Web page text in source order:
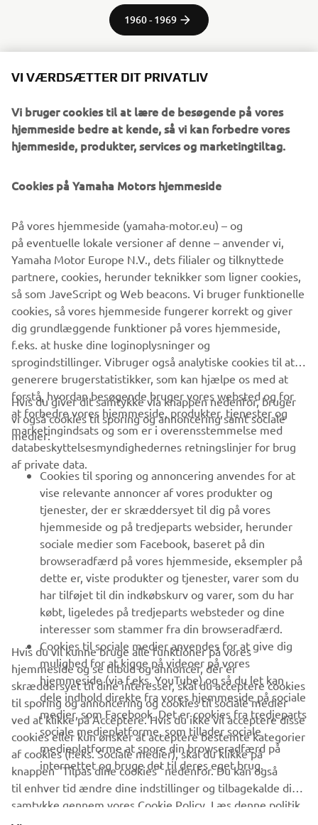
1960 - 1969
Spirit of Challenge – 60 års racingsucces for Yamaha
Motor Co., Ltd.
©Yamaha Motor Europe N.V. / Yamaha Motor Co., Ltd.
aldrig anvendes til erhvervsmæssige eller ikke-
erhvervsmæssige formål uden direkte, skriftligt samtykke
fra Yamaha Motor Europe N.V. og/eller Yamaha Motor Co.,
Ltd.
Kør altid på en sikker måde, og følg alle lokale
færdselsregler.
VIRKSOMHED
B2B
MERE YAMAHA
SUPPORT
NYHEDSBREV
Vær den første til at få besked om de seneste tilbud, særlige
arrangementer, nye udgivelser og meget mere.
TILMELD DIG
Læs vores privatlivspolitik for at lære, hvordan vi behandler dine
personlige data:Privatlivspolitik
Denmark (Danish)
VI VÆRDSÆTTER DIT PRIVATLIV
Vi bruger cookies til at lære de besøgende på vores
hjemmeside bedre at kende, så vi kan forbedre vores
hjemmeside, produkter, services og marketingtiltag.
Cookies på Yamaha Motors hjemmeside
På vores hjemmeside (yamaha-motor.eu) – og
på eventuelle lokale versioner af denne – anvender vi,
Yamaha Motor Europe N.V., dets filialer og tilknyttede
partnere, cookies, herunder teknikker som ligner cookies,
så som JaveScript og Web beacons. Vi bruger funktionelle
cookies, så vores hjemmeside fungerer korrekt og giver
dig grundlæggende funktioner på vores hjemmeside,
f.eks. at huske dine loginoplysninger og
sprogindstillinger. Vibruger også analytiske cookies til at
generere brugerstatistikker, som kan hjælpe os med at
forstå, hvordan besøgende bruger vores websted og for
at forbedre vores hjemmeside, produkter, tjenester og
marketingindsats og som er i overensstemmelse med
databeskyttelsesmyndighedernes retningslinjer for brug
af private data.
Hvis du giver dit samtykke via knappen nedenfor, bruger
vi også cookies til sporing og annoncering samt sociale
medier:
Cookies til sporing og annoncering anvendes for at
vise relevante annoncer af vores produkter og
tjenester, der er skræddersyet til dig på vores
hjemmeside og på tredjeparts websider, herunder
sociale medier som Facebook, baseret på din
browseradfærd på vores hjemmeside, eksempler på
dette er, viste produkter og tjenester, varer som du
har tilføjet til din indkøbskurv og varer, som du har
købt, ligeledes på tredjeparts websteder og dine
interesser som stammer fra din browseradfærd.
Cookies til sociale medier anvendes for at give dig
mulighed for at kigge på videoer på vores
hjemmeside (via f.eks. YouTube) og så du let kan
dele indhold direkte fra vores hjemmeside på sociale
medier, som Facebook. Det er cookies fra tredjeparts
sociale medieplatforme, som tillader sociale
medieplatforme at spore din browseradfærd på
internettet og bruge det til deres eget brug.
Hvis du vil kunne bruge alle funktioner på vores
hjemmeside og se tilbud og annoncer, der er
skræddersyet til dine interesser, skal du acceptere cookies
til sporing og annoncering og cookies til sociale medier
ved at klikke på Acceptere. Hvis du ikke vil acceptere disse
cookies eller kun ønsker at acceptere bestemte kategorier
af cookies (f.eks. Sociale medier), skal du klikke på
knappen "Tilpas dine cookies" nedenfor. Du kan også
til enhver tid ændre dine indstillinger og tilbagekalde dit
samtykke gennem vores Cookie Policy. Læs denne politik
for at lære mere om de cookies, vi bruger, og hvordan vi